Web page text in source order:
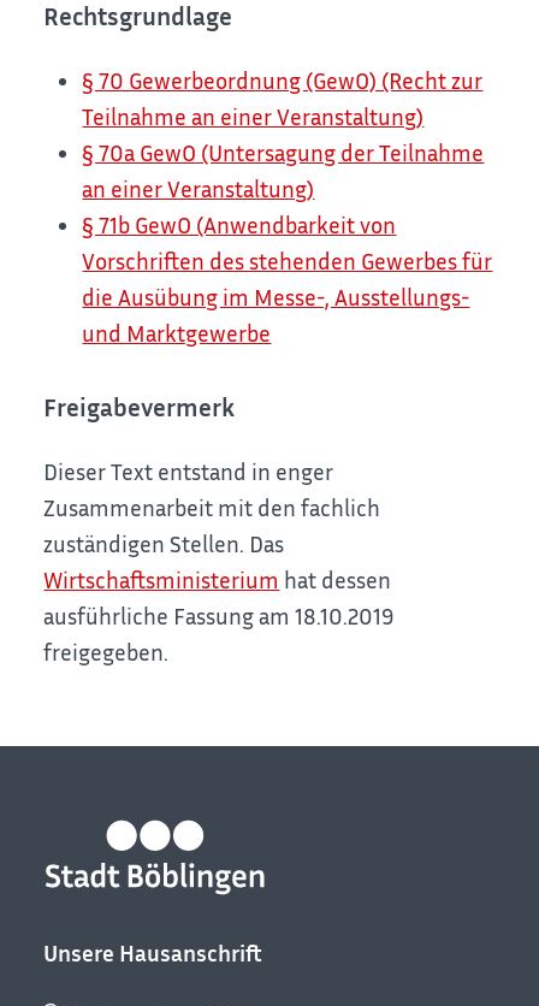
Rechtsgrundlage
§ 70 Gewerbeordnung (GewO) (Recht zur
Teilnahme an einer Veranstaltung)
§ 70a GewO (Untersagung der Teilnahme
an einer Veranstaltung)
§ 71b GewO (Anwendbarkeit von
Vorschriften des stehenden Gewerbes für
die Ausübung im Messe-, Ausstellungs-
und Marktgewerbe
Freigabevermerk
Dieser Text entstand in enger
Zusammenarbeit mit den fachlich
zuständigen Stellen. Das
Wirtschaftsministerium hat dessen
ausführliche Fassung am 18.10.2019
freigegeben.
Unsere Hausanschrift